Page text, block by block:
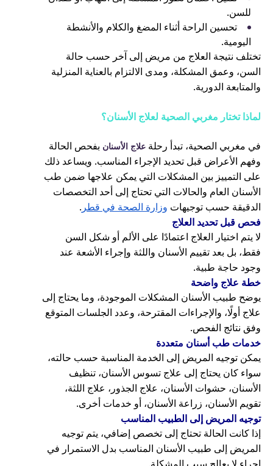
للسن.
تحسين الراحة أثناء المضغ والكلام والأنشطة
اليومية.
تختلف نتيجة العلاج من مريض إلى آخر حسب حالة
السن، وعمق المشكلة، ومدى الالتزام بالعناية المنزلية
والمتابعة الدورية.
لماذا تختار مغربي الصحية لعلاج الأسنان؟
في مغربي الصحية، تبدأ رحلة علاج الأسنان بفحص الحالة
وفهم الأعراض قبل تحديد الإجراء المناسب. ويساعد ذلك
على التمييز بين المشكلات التي يمكن علاجها ضمن طب
الأسنان العام والحالات التي تحتاج إلى أحد التخصصات
الدقيقة حسب توجيهات وزارة الصحة في قطر .
فحص قبل تحديد العلاج
لا يتم اختيار العلاج اعتمادًا على الألم أو شكل السن
فقط، بل بعد تقييم الأسنان واللثة وإجراء الأشعة عند
وجود حاجة طبية.
خطة علاج واضحة
يوضح طبيب الأسنان المشكلات الموجودة، وما يحتاج إلى
علاج أولًا، والإجراءات المقترحة، وعدد الجلسات المتوقع
وفق نتائج الفحص.
خدمات طب أسنان متعددة
يمكن توجيه المريض إلى الخدمة المناسبة حسب حالته،
سواء كان يحتاج إلى علاج تسوس الأسنان، تنظيف
الأسنان، حشوات الأسنان، علاج الجذور، علاج اللثة،
تقويم الأسنان، زراعة الأسنان، أو خدمات أخرى.
توجيه المريض إلى الطبيب المناسب
إذا كانت الحالة تحتاج إلى تخصص إضافي، يتم توجيه
المريض إلى طبيب الأسنان المناسب بدل الاستمرار في